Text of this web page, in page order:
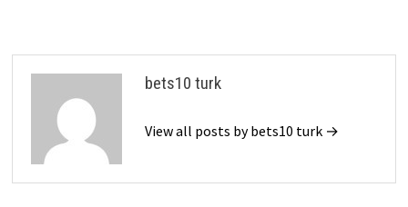
bets10 turk
View all posts by bets10 turk →